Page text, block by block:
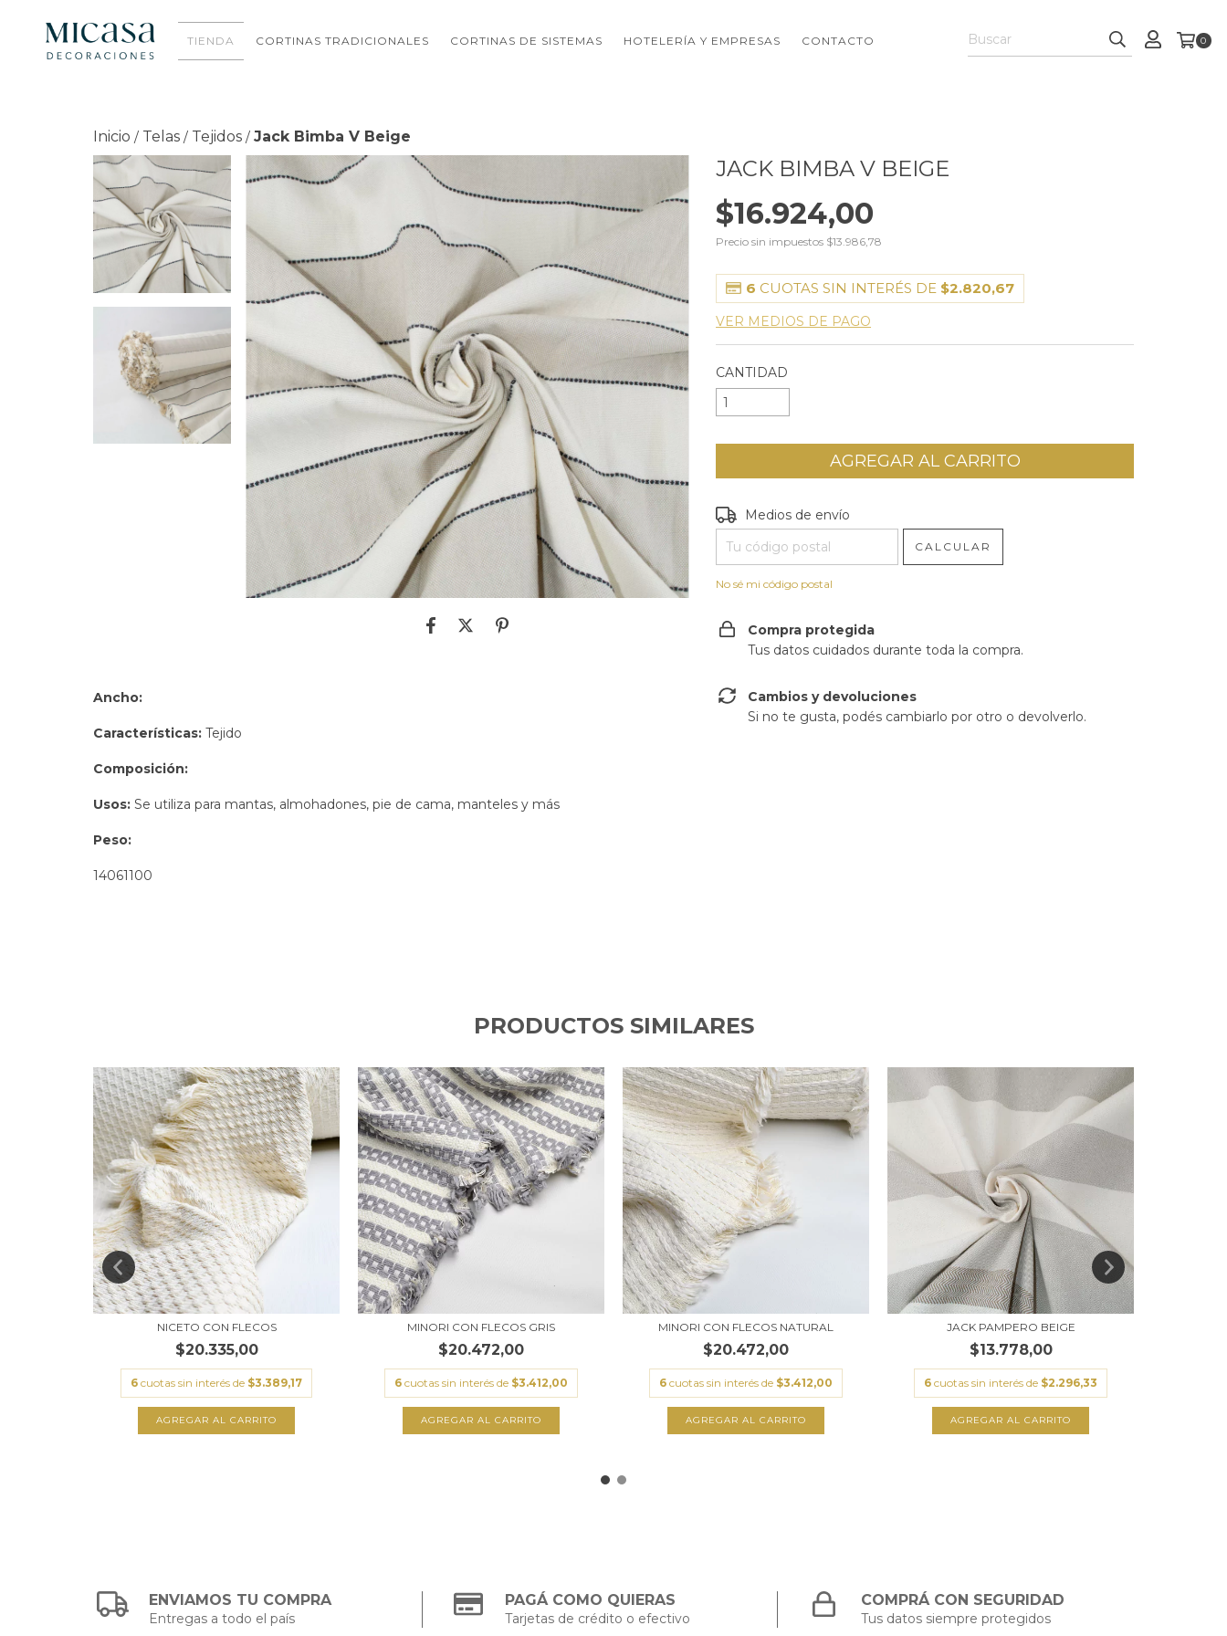
TIENDA CORTINAS TRADICIONALES CORTINAS DE SISTEMAS HOTELERÍA Y EMPRESAS CONTACTO 0
Inicio / Telas / Tejidos / Jack Bimba V Beige
Ancho:
Características: Tejido
Composición:
Usos: Se utiliza para mantas, almohadones, pie de cama, manteles y más
Peso:
14061100
JACK BIMBA V BEIGE
$16.924,00
Precio sin impuestos $13.986,78
6 CUOTAS SIN INTERÉS DE $2.820,67
VER MEDIOS DE PAGO
CANTIDAD
Entregas para el CP:
Medios de envío
CALCULAR
No sé mi código postal
Compra protegida
Tus datos cuidados durante toda la compra.
Cambios y devoluciones
Si no te gusta, podés cambiarlo por otro o devolverlo.
PRODUCTOS SIMILARES
NICETO CON FLECOS
$20.335,00
6 cuotas sin interés de $3.389,17
AGREGAR AL CARRITO
MINORI CON FLECOS GRIS
$20.472,00
6 cuotas sin interés de $3.412,00
AGREGAR AL CARRITO
MINORI CON FLECOS NATURAL
$20.472,00
6 cuotas sin interés de $3.412,00
AGREGAR AL CARRITO
JACK PAMPERO BEIGE
$13.778,00
6 cuotas sin interés de $2.296,33
ENVIAMOS TU COMPRA
Entregas a todo el país
PAGÁ COMO QUIERAS
Tarjetas de crédito o efectivo
COMPRÁ CON SEGURIDAD
Tus datos siempre protegidos